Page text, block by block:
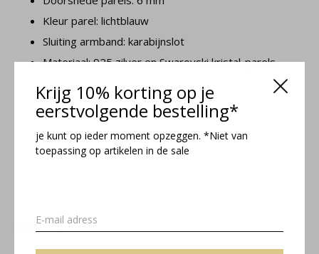
Krijg 10% korting op je
eerstvolgende bestelling*
je kunt op ieder moment opzeggen. *Niet van
toepassing op artikelen in de sale
Kleur parel: lichtblauw
Sluiting armband: karabijnslot
Materiaal: 925 zilver en Swarovski kristal-parels
Noa collectie
Maattabel
Related articles